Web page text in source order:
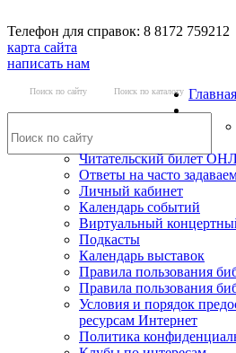
Телефон для справок: 8 8172 759212
карта сайта
написать нам
Поиск по сайту Поиск по каталогу Главная
Читательский билет
Ответы на часто
Личный кабинет
Календарь событий
Виртуальный
Подкасты
Календарь выставок
Правила пользования
Правила пользования
Условия и порядок
ресурсам Интернет
Политика